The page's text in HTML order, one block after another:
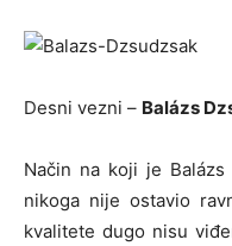
Desni vezni – Balázs
Način na koji je
nikoga nije ostavio
kvalitete dugo nisu